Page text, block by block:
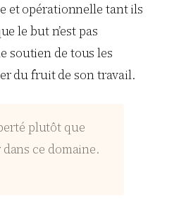
et opérationnelle tant ils
le but n’est pas
soutien de tous les
du fruit de son travail.
plutôt que
dans ce domaine.